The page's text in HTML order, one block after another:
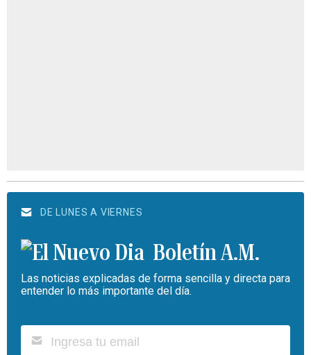
DE LUNES A VIERNES
Boletín A.M.
Las noticias explicadas de forma sencilla y directa para
entender lo más importante del día.